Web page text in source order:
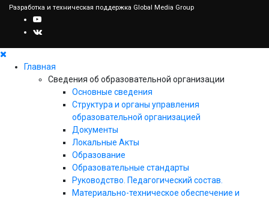
Разработка и техническая поддержка Global Media Group
Главная
Сведения об образовательной организации
Основные сведения
Структура и органы управления
образовательной организацией
Документы
Локальные Акты
Образование
Образовательные стандарты
Руководство. Педагогический состав.
Материально-техническое обеспечение и